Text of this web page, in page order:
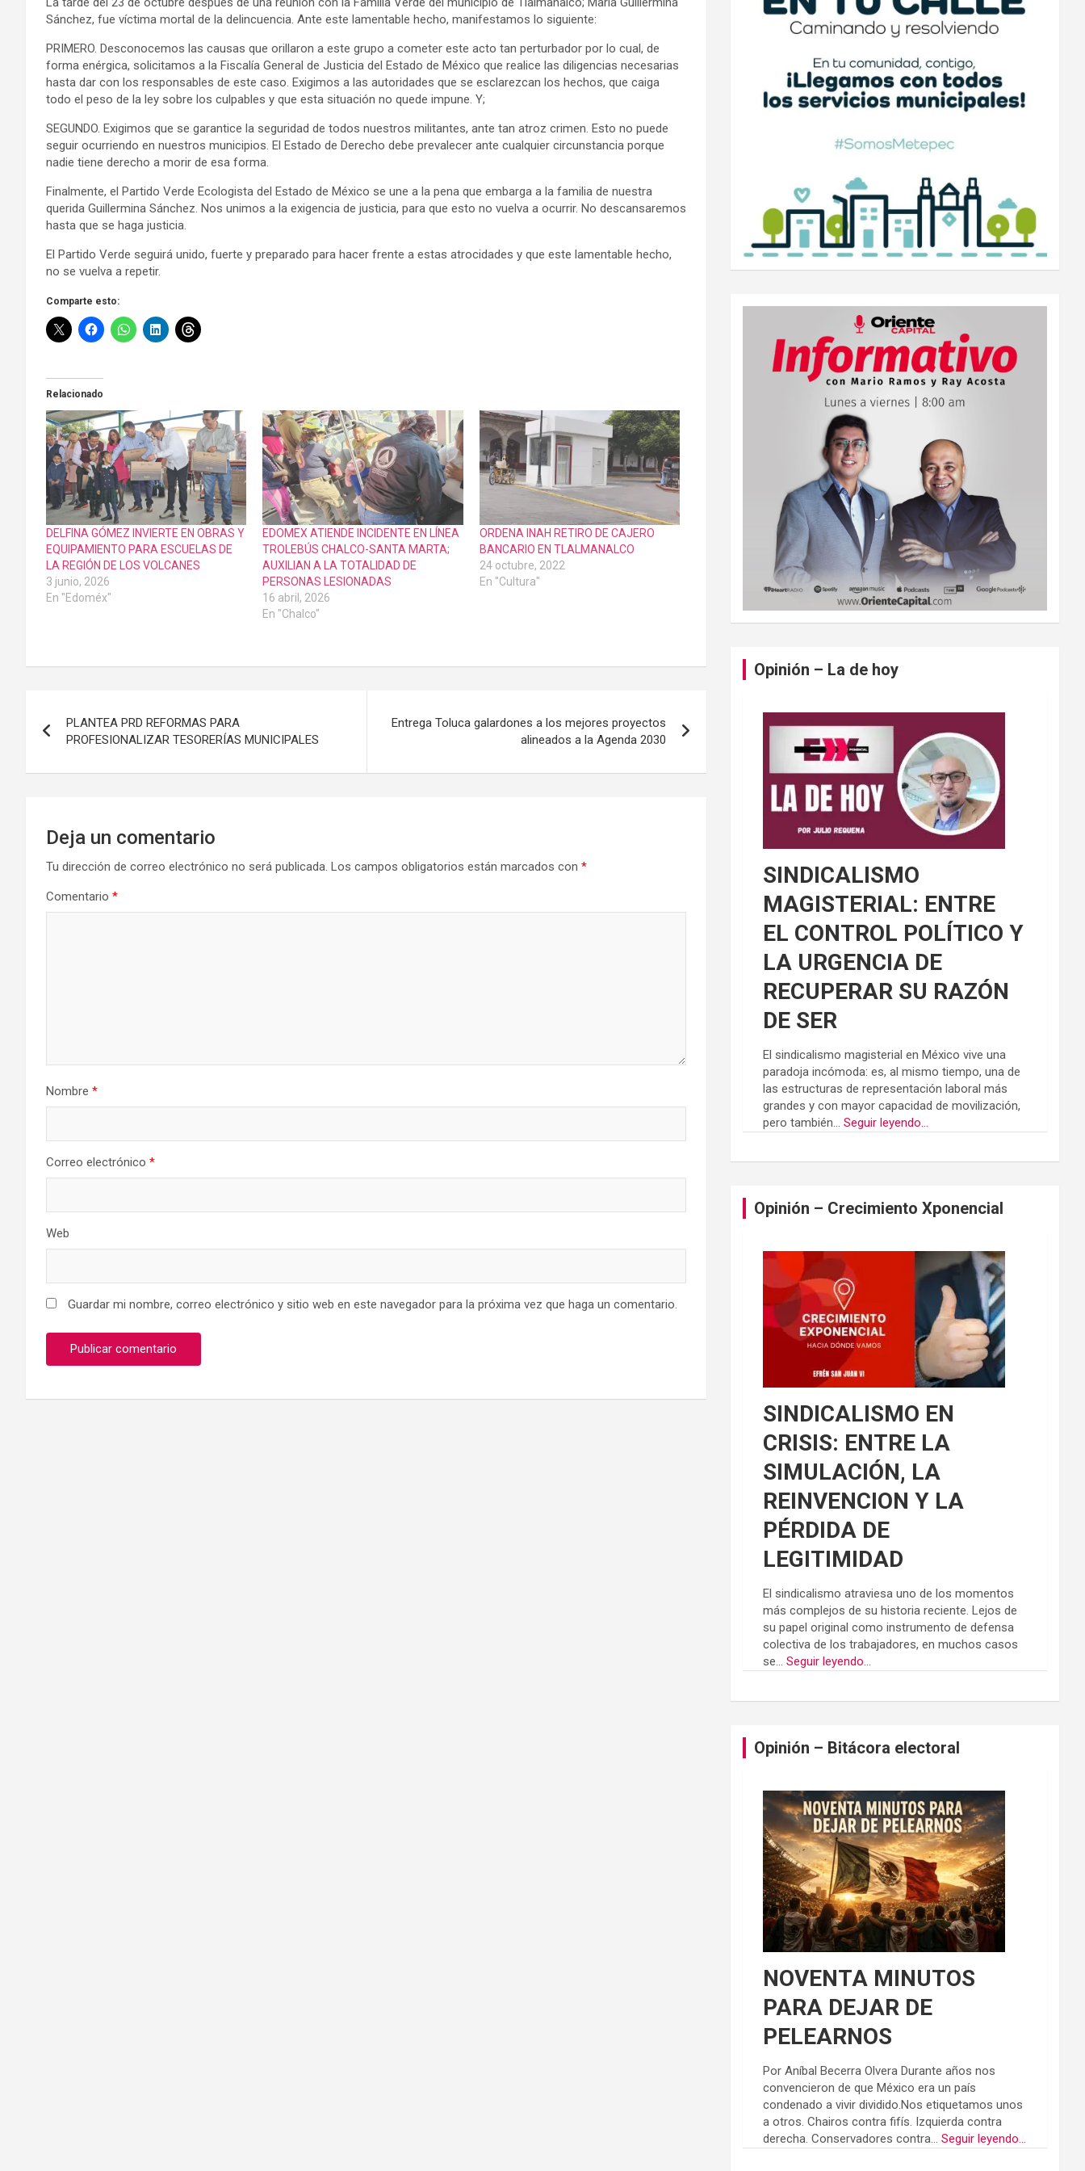
Sánchez, fue víctima mortal de la delincuencia. Ante este lamentable hecho, manifestamos lo siguiente:
PRIMERO. Desconocemos las causas que orillaron a este grupo a cometer este acto tan perturbador por lo cual, de
forma enérgica, solicitamos a la Fiscalía General de Justicia del Estado de México que realice las diligencias necesarias
hasta dar con los responsables de este caso. Exigimos a las autoridades que se esclarezcan los hechos, que caiga
todo el peso de la ley sobre los culpables y que esta situación no quede impune. Y;
SEGUNDO. Exigimos que se garantice la seguridad de todos nuestros militantes, ante tan atroz crimen. Esto no puede
seguir ocurriendo en nuestros municipios. El Estado de Derecho debe prevalecer ante cualquier circunstancia porque
nadie tiene derecho a morir de esa forma.
Finalmente, el Partido Verde Ecologista del Estado de México se une a la pena que embarga a la familia de nuestra
querida Guillermina Sánchez. Nos unimos a la exigencia de justicia, para que esto no vuelva a ocurrir. No descansaremos
hasta que se haga justicia.
El Partido Verde seguirá unido, fuerte y preparado para hacer frente a estas atrocidades y que este lamentable hecho,
no se vuelva a repetir.
Comparte esto:
Relacionado
DELFINA GÓMEZ INVIERTE EN OBRAS Y
EQUIPAMIENTO PARA ESCUELAS DE
LA REGIÓN DE LOS VOLCANES
3 junio, 2026
En "Edoméx"
EDOMEX ATIENDE INCIDENTE EN LÍNEA
TROLEBÚS CHALCO-SANTA MARTA;
AUXILIAN A LA TOTALIDAD DE
PERSONAS LESIONADAS
16 abril, 2026
En "Chalco"
ORDENA INAH RETIRO DE CAJERO
BANCARIO EN TLALMANALCO
24 octubre, 2022
En "Cultura"
de
entradas
PLANTEA PRD REFORMAS PARA
PROFESIONALIZAR TESORERÍAS MUNICIPALES
Entrega Toluca galardones a los mejores proyectos
alineados a la Agenda 2030
Deja un comentario
Tu dirección de correo electrónico no será publicada. Los campos obligatorios están marcados con *
Comentario *
Nombre *
Correo electrónico *
Web
Guardar mi nombre, correo electrónico y sitio web en este navegador para la próxima vez que haga un comentario.
Opinión – La de hoy
SINDICALISMO
MAGISTERIAL: ENTRE
EL CONTROL POLÍTICO Y
LA URGENCIA DE
RECUPERAR SU RAZÓN
DE SER
El sindicalismo magisterial en México vive una
paradoja incómoda: es, al mismo tiempo, una de
las estructuras de representación laboral más
grandes y con mayor capacidad de movilización,
pero también...Seguir leyendo...
Opinión – Crecimiento Xponencial
SINDICALISMO EN
CRISIS: ENTRE LA
SIMULACIÓN, LA
REINVENCION Y LA
PÉRDIDA DE
LEGITIMIDAD
El sindicalismo atraviesa uno de los momentos
más complejos de su historia reciente. Lejos de
su papel original como instrumento de defensa
colectiva de los trabajadores, en muchos casos
se...Seguir leyendo...
Opinión – Bitácora electoral
NOVENTA MINUTOS
PARA DEJAR DE
PELEARNOS
Por Aníbal Becerra Olvera Durante años nos
convencieron de que México era un país
condenado a vivir dividido.Nos etiquetamos unos
a otros. Chairos contra fifís. Izquierda contra
derecha. Conservadores contra...Seguir leyendo...